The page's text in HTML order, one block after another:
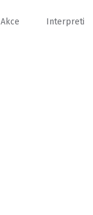
Akce Interpreti